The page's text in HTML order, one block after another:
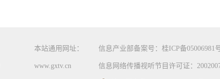
本站通用网址：
www.gxtv.cn
信息产业部备案号：桂ICP备05006981
信息网络传播视听节目许可证：